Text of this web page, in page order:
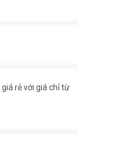
giá rẻ với giá chỉ từ